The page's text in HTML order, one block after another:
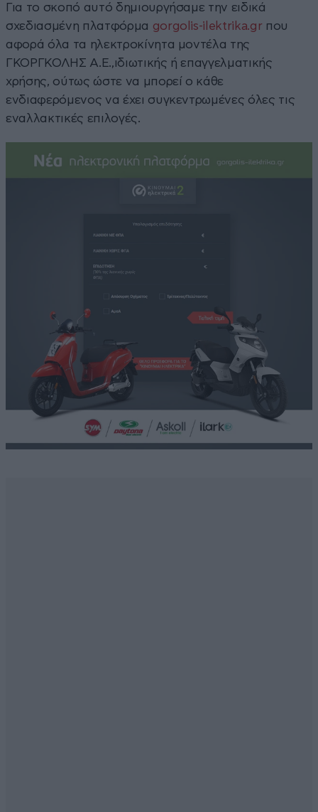
Για το σκοπό αυτό δημιουργήσαμε την ειδικά
σχεδιασμένη πλατφόρμα gorgolis-ilektrika.gr που
αφορά όλα τα ηλεκτροκίνητα μοντέλα της
ΓΚΟΡΓΚΟΛΗΣ Α.Ε.,ιδιωτικής ή επαγγελματικής
χρήσης, ούτως ώστε να μπορεί ο κάθε
ενδιαφερόμενος να έχει συγκεντρωμένες όλες τις
εναλλακτικές επιλογές.